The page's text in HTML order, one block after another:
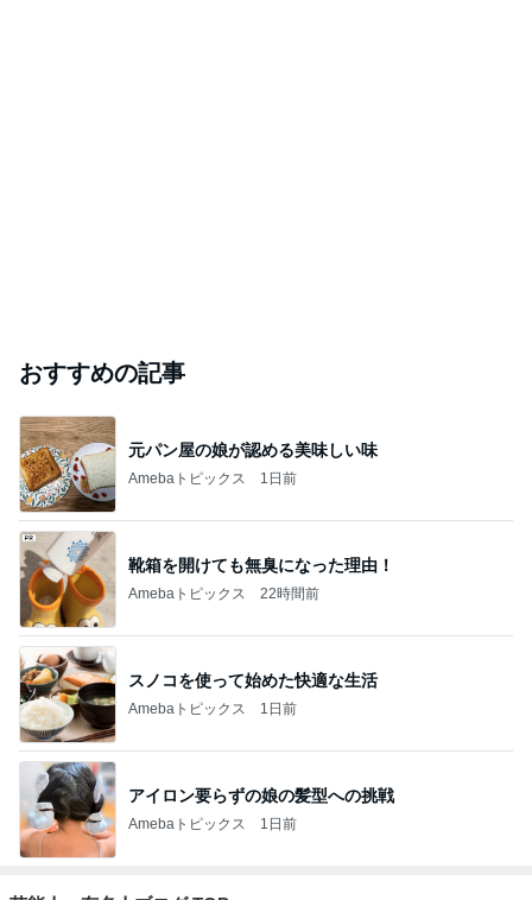
おすすめの記事
元パン屋の娘が認める美味しい味
Amebaトピックス 1日前
靴箱を開けても無臭になった理由！
Amebaトピックス 22時間前
スノコを使って始めた快適な生活
Amebaトピックス 1日前
アイロン要らずの娘の髪型への挑戦
Amebaトピックス 1日前